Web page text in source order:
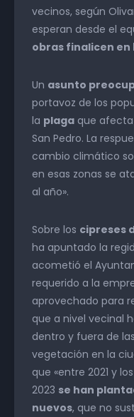
vecinos, según
esperan desde el
obras finalicen en
Un asunto
portavoz de los
la plaga que afecta
San Pedro. La
cambio climático
en esas zonas se
al año».
Sobre los cipreses
ha apuntado la
acometió el
requerido a la
aprovechado para
que a nivel vecinal
dentro y fuera de
vegetación en la
que «entre 2021 y
2023 se han
nuevos, que no